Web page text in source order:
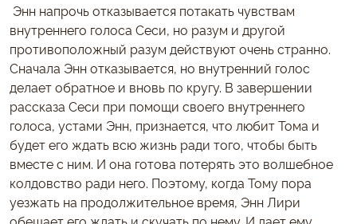
Энн напрочь отказывается потакать чувствам
внутреннего голоса Сеси, но разум и другой
противоположный разум действуют очень странно.
Сначала Энн отказывается, но внутренний голос
делает обратное и вновь по кругу. В завершении
рассказа Сеси при помощи своего внутреннего
голоса, устами Энн, признается, что любит Тома и
будет его ждать всю жизнь ради того, чтобы быть
вместе с ним. И она готова потерять это волшебное
колдовство ради него. Поэтому, когда Тому пора
уезжать на продолжительное время, Энн Лири